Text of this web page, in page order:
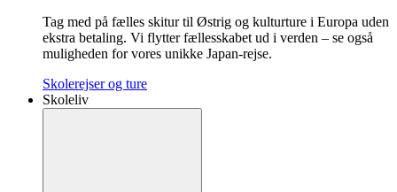
Tag med på fælles skitur til Østrig og kulturture i Europa uden
ekstra betaling. Vi flytter fællesskabet ud i verden – se også
muligheden for vores unikke Japan-rejse.
Skolerejser og ture
Skoleliv